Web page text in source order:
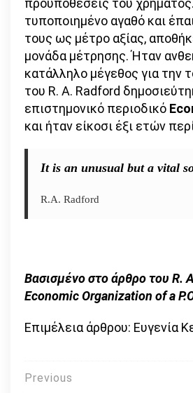
προϋποθέσεις του
τυποποιημένο αγαθό και
τους ως μέτρο αξίας,
μονάδα μέτρησης. Ήταν
κατάλληλο μέγεθος για την
του R. A. Radford
επιστημονικό περιοδικό
και ήταν είκοσι έξι ετών
It is an unusual but a vital
R.A. Radford
Βασισμένο στο άρθρο του R.
Economic Organization of a
Επιμέλεια άρθρου: Ευγενία
Πλοήγηση
Previous